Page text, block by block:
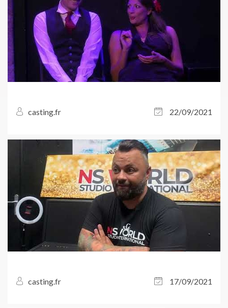
casting.fr 22/09/2021
casting.fr 17/09/2021